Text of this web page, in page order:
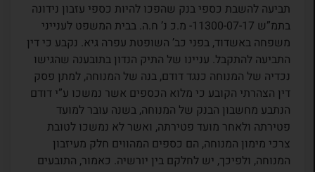
תביעה להשבת כספי בנק שהפכו להיות כספי עזבון נידונה
בתמ”ש 11300-07-17- מ.כ נ’ ח.ה. בבית המשפט לענייני
משפחה באשדוד, בפני כב’ השופטת עפרה גיא. נקבע כי דין
התביעה להתקבל. עניינו של התיק הנדון בתובענה שהגישו
נכדיה של המנוחה כנגד דודם, בנה של המנוחה, למתן פסק
דין הצהרתי הקובע כי מלוא הכספים אשר נמשכו ע”י דודם
הנתבע מחשבון הבנק של המנוחה, בשנה עובר למועד
פטירתה ולאחר מועד פטירתה, ואשר לא נמשכו לטובת
צרכי מימון המנוחה, הם כספים המהווים חלק מעיזבון
המנוחה, ולפיכך, יש לחלקם בין יורשיה. כאמור, התובעים